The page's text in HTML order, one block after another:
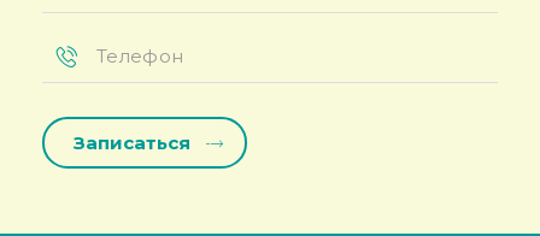
Телефон